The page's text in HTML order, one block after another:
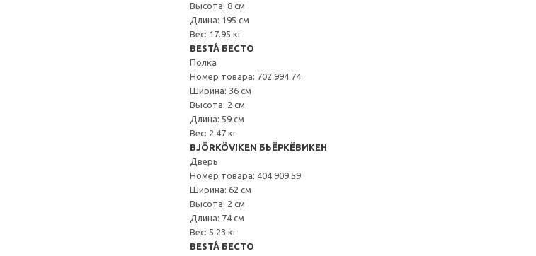
Высота: 8 см
Длина: 195 см
Вес: 17.95 кг
BESTÅ БЕСТО
Полка
Номер товара: 702.994.74
Ширина: 36 см
Высота: 2 см
Длина: 59 см
Вес: 2.47 кг
BJÖRKÖVIKEN БЬЁРКЁВИКЕН
Дверь
Номер товара: 404.909.59
Ширина: 62 см
Высота: 2 см
Длина: 74 см
Вес: 5.23 кг
BESTÅ БЕСТО